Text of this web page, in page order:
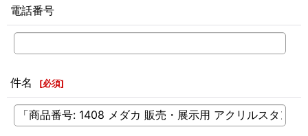
電話番号
件名 [必須]